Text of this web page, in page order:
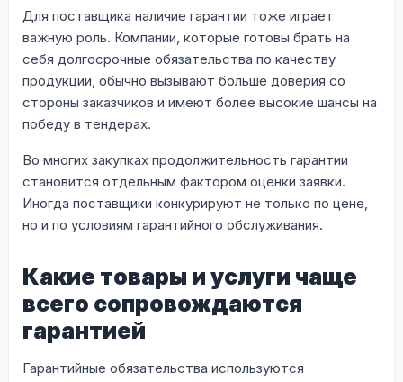
Для поставщика наличие гарантии тоже играет
важную роль. Компании, которые готовы брать на
себя долгосрочные обязательства по качеству
продукции, обычно вызывают больше доверия со
стороны заказчиков и имеют более высокие шансы на
победу в тендерах.
Во многих закупках продолжительность гарантии
становится отдельным фактором оценки заявки.
Иногда поставщики конкурируют не только по цене,
но и по условиям гарантийного обслуживания.
Какие товары и услуги чаще
всего сопровождаются
гарантией
Гарантийные обязательства используются